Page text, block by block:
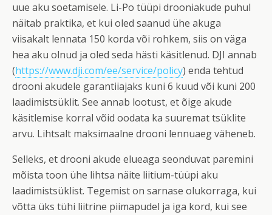
uue aku soetamisele. Li-Po tüüpi drooniakude puhul
näitab praktika, et kui oled saanud ühe akuga
viisakalt lennata 150 korda või rohkem, siis on väga
hea aku olnud ja oled seda hästi käsitlenud. DJI annab
(https://www.dji.com/ee/service/policy) enda tehtud
drooni akudele garantiiajaks kuni 6 kuud või kuni 200
laadimistsüklit. See annab lootust, et õige akude
käsitlemise korral võid oodata ka suuremat tsüklite
arvu. Lihtsalt maksimaalne drooni lennuaeg väheneb.
Selleks, et drooni akude elueaga seonduvat paremini
mõista toon ühe lihtsa näite liitium-tüüpi aku
laadimistsüklist. Tegemist on sarnase olukorraga, kui
võtta üks tühi liitrine piimapudel ja iga kord, kui see